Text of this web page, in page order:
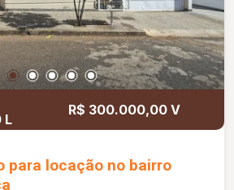
L
R$ 300.000,00 V
para locação no bairro